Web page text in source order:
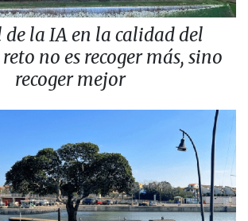
de la IA en la calidad del
no es recoger más, sino
recoger mejor